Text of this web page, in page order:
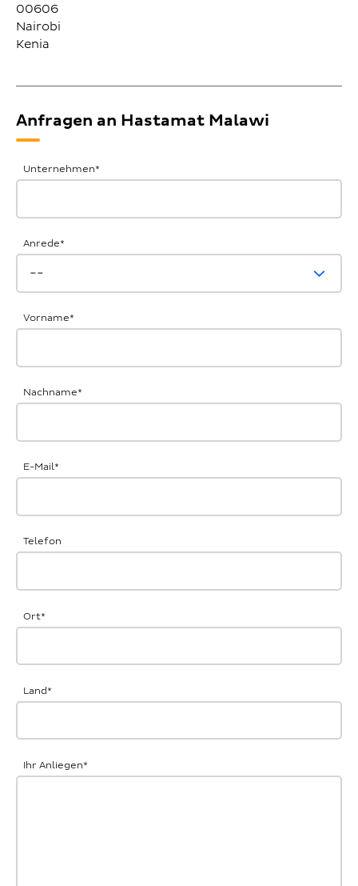
00606
Nairobi
Kenia
Anfragen an Hastamat Malawi
Allgemeine
Anfrage
Unternehmen*
Anrede*
Vorname*
Nachname*
E-Mail*
Telefon
Ort*
Land*
Ihr Anliegen*